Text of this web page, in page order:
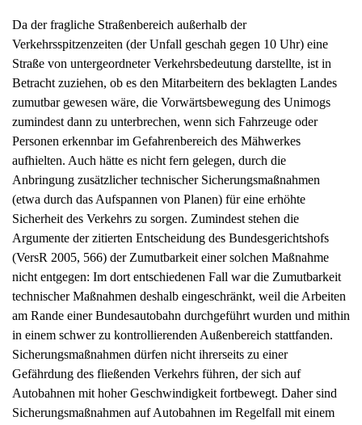
Verkehrsspitzenzeiten (der Unfall geschah gegen 10 Uhr) eine
Straße von untergeordneter Verkehrsbedeutung darstellte, ist in
Betracht zuziehen, ob es den Mitarbeitern des beklagten Landes
zumutbar gewesen wäre, die Vorwärtsbewegung des Unimogs
zumindest dann zu unterbrechen, wenn sich Fahrzeuge oder
Personen erkennbar im Gefahrenbereich des Mähwerkes
aufhielten. Auch hätte es nicht fern gelegen, durch die
Anbringung zusätzlicher technischer Sicherungsmaßnahmen
(etwa durch das Aufspannen von Planen) für eine erhöhte
Sicherheit des Verkehrs zu sorgen. Zumindest stehen die
Argumente der zitierten Entscheidung des Bundesgerichtshofs
(VersR 2005, 566) der Zumutbarkeit einer solchen Maßnahme
nicht entgegen: Im dort entschiedenen Fall war die Zumutbarkeit
technischer Maßnahmen deshalb eingeschränkt, weil die Arbeiten
am Rande einer Bundesautobahn durchgeführt wurden und mithin
in einem schwer zu kontrollierenden Außenbereich stattfanden.
Sicherungsmaßnahmen dürfen nicht ihrerseits zu einer
Gefährdung des fließenden Verkehrs führen, der sich auf
Autobahnen mit hoher Geschwindigkeit fortbewegt. Daher sind
Sicherungsmaßnahmen auf Autobahnen im Regelfall mit einem
ganz erheblichen Aufwand verbunden. Diese Situation ist mit dem